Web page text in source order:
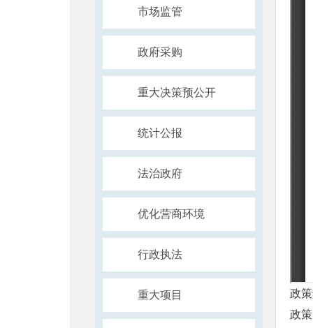
市场监管
政府采购
重大决策预公开
统计公报
法治政府
优化营商环境
行政执法
重大项目
政
政